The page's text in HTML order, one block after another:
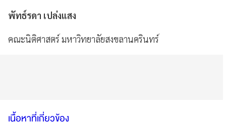
พัทธ์รดา เปล่งแสง
คณะนิติศาสตร์ มหาวิทยาลัยสงขลานครินทร์
เนื้อหาที่เกี่ยวข้อง